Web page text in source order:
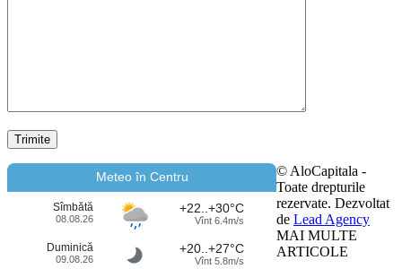
Meteo în Centru
Sîmbătă
08.08.26
+22..+30°C
Vînt 6.4m/s
Duminică
09.08.26
+20..+27°C
Vînt 5.8m/s
© AloCapitala -
Toate drepturile
rezervate. Dezvoltat
de Lead Agency
MAI MULTE
ARTICOLE